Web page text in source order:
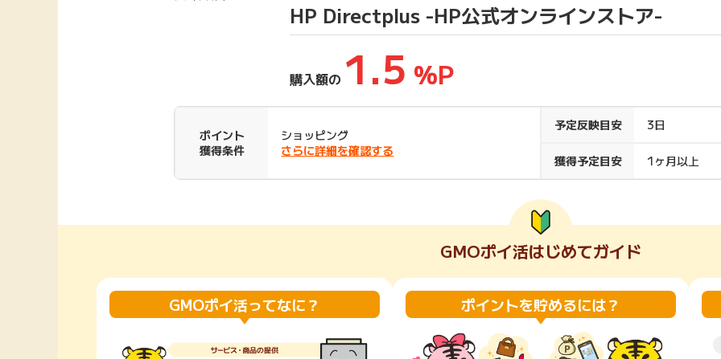
買い物 GMOポイ活の使い方
サービスから検索
Rakuten Fashion
楽天証券 楽天ビューティ
購入額の1%P
その他の楽天サービス
カテ
新着
ポイ活
お得情報
（貯
HP Directplus -HP公式オンラインストア-
購入額の 1.5 %P
ポイント
獲得条件
ショッピング
さらに詳細を確認する
予定反映目安 3日
獲得予定目安 1ヶ月以上
GMOポイ活はじめてガイド
GMOポイ活ってなに？ ポイントを貯めるには？